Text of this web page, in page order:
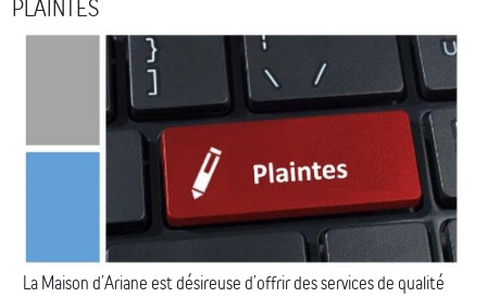
PLAINTES
La Maison d’Ariane est désireuse d’offrir des services de qualité